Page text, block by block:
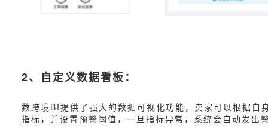
2、自定义数据看板：
数跨境BI提供了强大的数据可视化功能，卖家可以根据
指标，并设置预警阈值，一旦指标异常，系统会自动发出